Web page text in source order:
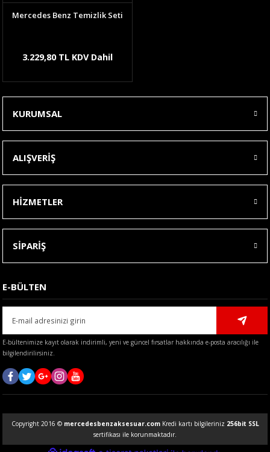
Mercedes Benz Temizlik Seti
3.229,80 TL KDV Dahil
KURUMSAL
ALIŞVERİŞ
HİZMETLER
SİPARİŞ
E-BÜLTEN
E-bültenimize kayıt olarak indirimli, yeni ve güncel fırsatlar hakkında e-posta aracılığı ile
bilgilendirilirsiniz.
Copyright 2016 © mercedesbenzaksesuar.comKredi kartı bilgileriniz 256bit SSL
sertifikası ile korunmaktadır.